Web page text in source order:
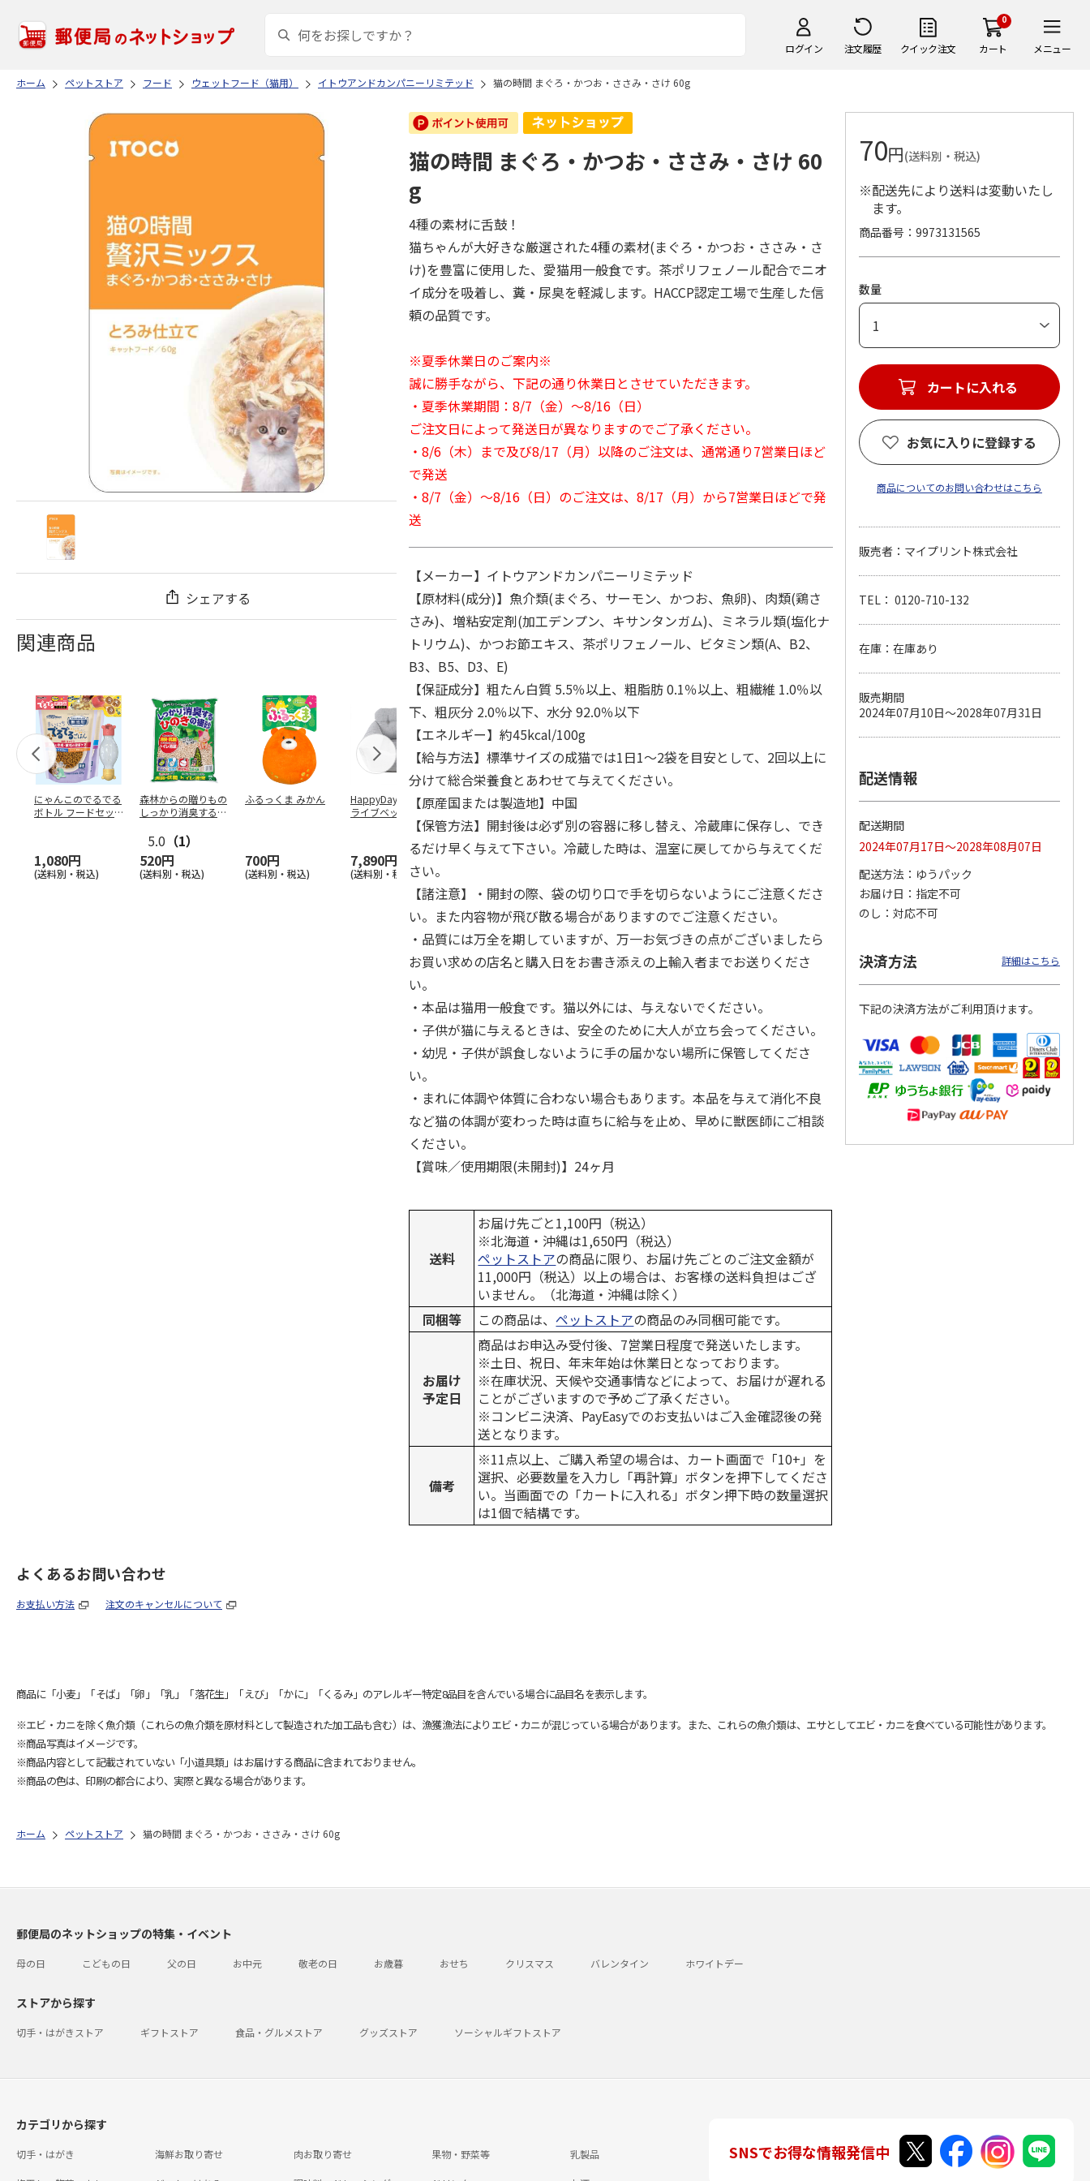
ログイン 注文履歴 クイック注文
0
カート メニュー
ホーム ペットストア フード ウェットフード（猫用） イトウアンドカンパニーリミテッド 猫の時間 まぐろ・かつお・ささみ・さけ 60g
シェアする
関連商品
にゃんこのでるでる
ボトル フードセッ
1,080円
(送料別・税込)
森林からの贈りもの
しっかり消臭するひ
5.0 （1）
520円
(送料別・税込)
ふるっくま みかん
700円
(送料別・税込)
HappyDays 2wayド
ライブベッド グレ
7,890円
(送料別・税込)
獣医師開発 ニオイ
をとる砂専用 猫ト
イレ ナチュラルグ
1,550円
デオトイレ 飛び散
らない消臭・抗菌サ
ンド 4L
1,320円
ぐるぐるボーン型 S
470円
こ用 まぐろ・かつ
120円
ペット線香 虹のか
ローラルの香り
(送料別・税込)
鈴虫の経木 3枚入
猫の時間 まぐろ・かつお・ささみ・さけ 60
g
4種の素材に舌鼓！
猫ちゃんが大好きな厳選された4種の素材(まぐろ・かつお・ささみ・さ
け)を豊富に使用した、愛猫用一般食です。茶ポリフェノール配合でニオ
イ成分を吸着し、糞・尿臭を軽減します。HACCP認定工場で生産した信
頼の品質です。
※夏季休業日のご案内※
誠に勝手ながら、下記の通り休業日とさせていただきます。
・夏季休業期間：8/7（金）～8/16（日）
ご注文日によって発送日が異なりますのでご了承ください。
・8/6（木）まで及び8/17（月）以降のご注文は、通常通り7営業日ほど
で発送
・8/7（金）～8/16（日）のご注文は、8/17（月）から7営業日ほどで発
送
【メーカー】イトウアンドカンパニーリミテッド
【原材料(成分)】魚介類(まぐろ、サーモン、かつお、魚卵)、肉類(鶏さ
さみ)、増粘安定剤(加工デンプン、キサンタンガム)、ミネラル類(塩化ナ
トリウム)、かつお節エキス、茶ポリフェノール、ビタミン類(A、B2、
B3、B5、D3、E)
【保証成分】粗たん白質 5.5％以上、粗脂肪 0.1％以上、粗繊維 1.0％以
下、粗灰分 2.0％以下、水分 92.0％以下
【エネルギー】約45kcal/100g
【給与方法】標準サイズの成猫では1日1～2袋を目安として、2回以上に
分けて総合栄養食とあわせて与えてください。
【原産国または製造地】中国
【保管方法】開封後は必ず別の容器に移し替え、冷蔵庫に保存し、でき
るだけ早く与えて下さい。冷蔵した時は、温室に戻してから与えてくだ
さい。
【諸注意】・開封の際、袋の切り口で手を切らないようにご注意くださ
い。また内容物が飛び散る場合がありますのでご注意ください。
・品質には万全を期していますが、万一お気づきの点がございましたら
お買い求めの店名と購入日をお書き添えの上輸入者までお送りくださ
い。
・本品は猫用一般食です。猫以外には、与えないでください。
・子供が猫に与えるときは、安全のために大人が立ち会ってください。
・幼児・子供が誤食しないように手の届かない場所に保管してくださ
い。
・まれに体調や体質に合わない場合もあります。本品を与えて消化不良
など猫の体調が変わった時は直ちに給与を止め、早めに獣医師にご相談
ください。
【賞味／使用期限(未開封)】24ヶ月
送料
お届け先ごと1,100円（税込）
※北海道・沖縄は1,650円（税込）
ペットストアの商品に限り、お届け先ごとのご注文金額が
11,000円（税込）以上の場合は、お客様の送料負担はござ
いません。（北海道・沖縄は除く）
同梱等
この商品は、ペットストアの商品のみ同梱可能です。
お届け
予定日
商品はお申込み受付後、7営業日程度で発送いたします。
※土日、祝日、年末年始は休業日となっております。
※在庫状況、天候や交通事情などによって、お届けが遅れる
ことがございますので予めご了承ください。
※コンビニ決済、PayEasyでのお支払いはご入金確認後の発
送となります。
備考
※11点以上、ご購入希望の場合は、カート画面で「10+」を
選択、必要数量を入力し「再計算」ボタンを押下してくださ
い。当画面での「カートに入れる」ボタン押下時の数量選択
は1個で結構です。
70円(送料別・税込)
※配送先により送料は変動いたし
ます。
商品番号 9973131565
数量
カートに入れる
お気に入りに登録する
商品についてのお問い合わせはこちら
販売者：マイプリント株式会社
TEL： 0120-710-132
在庫：在庫あり
販売期間
2024年07月10日～2028年07月31日
配送情報
配送期間
2024年07月17日～2028年08月07日
配送方法
ゆうパック
お届け日
指定不可
のし
対応不可
決済方法 詳細はこちら
下記の決済方法がご利用頂けます。
よくあるお問い合わせ
お支払い方法 注文のキャンセルについて
商品に「小麦」「そば」「卵」「乳」「落花生」「えび」「かに」「くるみ」のアレルギー特定8品目を含んでいる場合に品目名を表示します。
※エビ・カニを除く魚介類（これらの魚介類を原材料として製造された加工品も含む）は、漁獲漁法によりエビ・カニが混じっている場合があります。また、これらの魚介類は、エサとしてエビ・カニを食べている可能性があります。
※商品写真はイメージです。
※商品内容として記載されていない「小道具類」はお届けする商品に含まれておりません。
※商品の色は、印刷の都合により、実際と異なる場合があります。
ホーム ペットストア 猫の時間 まぐろ・かつお・ささみ・さけ 60g
郵便局のネットショップの特集・イベント
母の日 こどもの日 父の日 お中元 敬老の日 お歳暮 おせち クリスマス バレンタイン ホワイトデー
ストアから探す
切手・はがきストア ギフトストア 食品・グルメストア グッズストア ソーシャルギフトストア
カテゴリから探す
切手・はがき 海鮮お取り寄せ 肉お取り寄せ 果物・野菜等 乳製品 SNSでお得な情報発信中